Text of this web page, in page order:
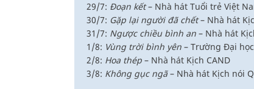
29/7: Đoạn kết– Nhà hát Tuổi trẻ Việt
30/7: Gặp lại người đã chết– Nhà hát
31/7: Ngược chiều bình an – Nhà hát
1/8: Vùng trời bình yên – Trường Đại
2/8: Hoa thép – Nhà hát Kịch CAND
3/8: Không gục ngã– Nhà hát Kịch nói